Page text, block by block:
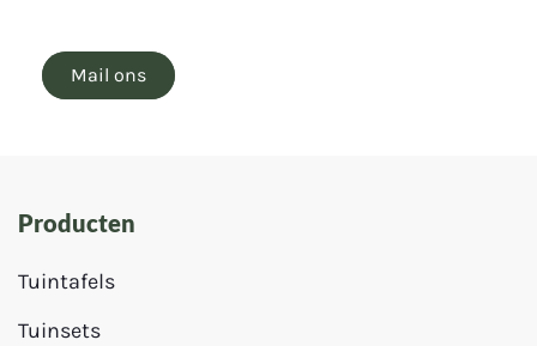
Mail ons
Producten
Tuintafels
Tuinsets